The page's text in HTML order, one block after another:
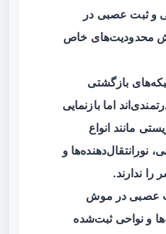
و ثبت عصبی در
محدودیت‌های خاص
بازگشتی
اما بازنمایی
مانند انواع
نورانتقال‌دهنده‌ها و
ندارند.
عصبی در موش
و نواحی ثبت‌شده